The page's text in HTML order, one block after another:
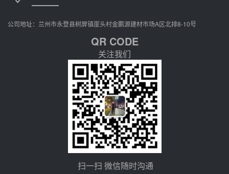
公司地址：兰州市永登县树屏镇崖头村金鹏源建材市场A区北排8-10号
QR CODE
关注我们
扫一扫 微信随时沟通